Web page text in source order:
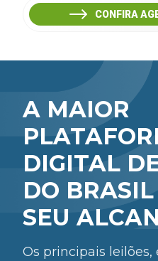
CONFIRA
A MAIOR
DIGITAL
DO
SEU
Os principais leilões,